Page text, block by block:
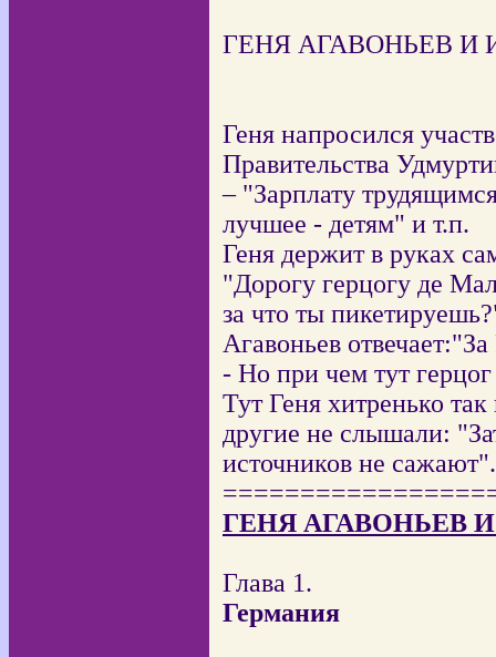
ГЕНЯ АГАВОНЬЕВ
Геня напросился
Правительства
– "Зарплату
лучшее - детям" и т.п.
Геня держит в руках
"Дорогу герцогу де
за что ты
Агавоньев
- Но при чем тут
Тут Геня хитренько
другие не слышали:
источников не сажают".
ГЕНЯ АГАВОНЬЕВ
Глава 1.
Германия